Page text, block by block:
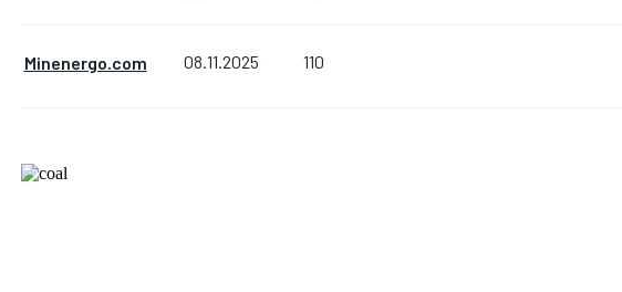
Minenergo.com 08.11.2025 110